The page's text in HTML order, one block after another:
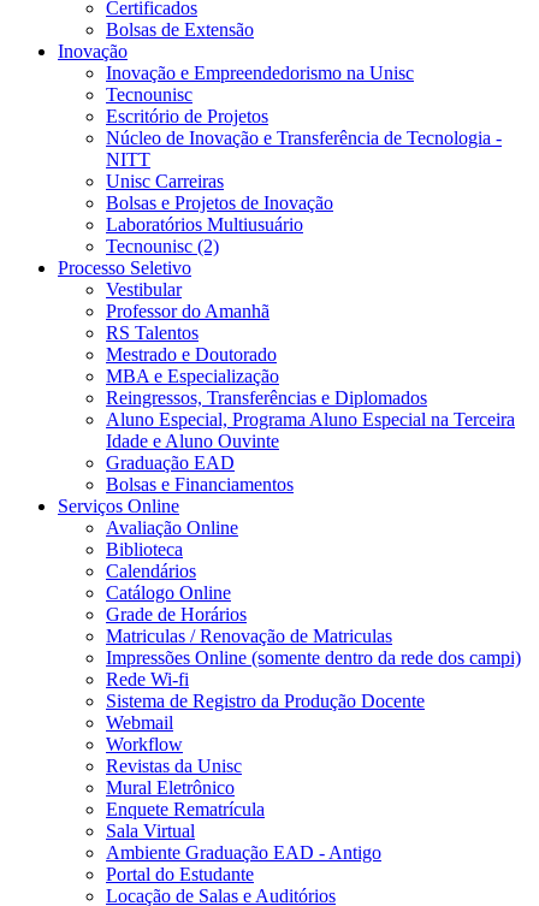
Certificados
Bolsas de Extensão
Inovação
Inovação e Empreendedorismo na Unisc
Tecnounisc
Escritório de Projetos
Núcleo de Inovação e Transferência de Tecnologia -
NITT
Unisc Carreiras
Bolsas e Projetos de Inovação
Laboratórios Multiusuário
Tecnounisc (2)
Processo Seletivo
Vestibular
Professor do Amanhã
RS Talentos
Mestrado e Doutorado
MBA e Especialização
Reingressos, Transferências e Diplomados
Aluno Especial, Programa Aluno Especial na Terceira
Idade e Aluno Ouvinte
Graduação EAD
Bolsas e Financiamentos
Serviços Online
Avaliação Online
Biblioteca
Calendários
Catálogo Online
Grade de Horários
Matriculas / Renovação de Matriculas
Impressões Online (somente dentro da rede dos campi)
Rede Wi-fi
Sistema de Registro da Produção Docente
Webmail
Workflow
Revistas da Unisc
Mural Eletrônico
Enquete Rematrícula
Sala Virtual
Ambiente Graduação EAD - Antigo
Portal do Estudante
Locação de Salas e Auditórios